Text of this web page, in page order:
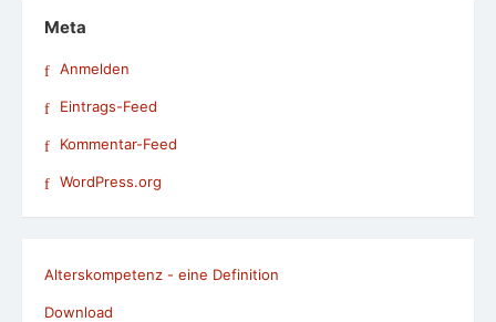
Meta
Anmelden
Eintrags-Feed
Kommentar-Feed
WordPress.org
Alterskompetenz - eine Definition
Download